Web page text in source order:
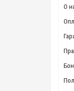
О